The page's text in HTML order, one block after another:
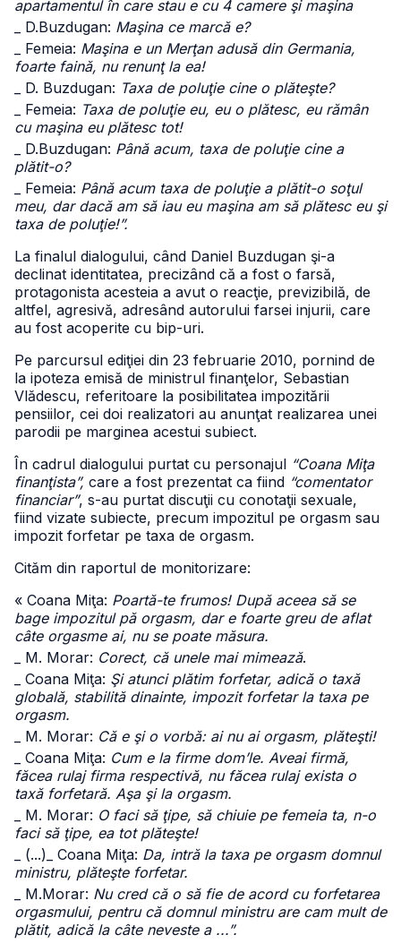
apartamentul în care stau e cu 4 camere şi maşina
_ D.Buzdugan: Maşina ce marcă e?
_ Femeia: Maşina e un Merţan adusă din Germania,
foarte faină, nu renunţ la ea!
_ D. Buzdugan: Taxa de poluţie cine o plăteşte?
_ Femeia: Taxa de poluţie eu, eu o plătesc, eu rămân
cu maşina eu plătesc tot!
_ D.Buzdugan: Până acum, taxa de poluţie cine a
plătit-o?
_ Femeia: Până acum taxa de poluţie a plătit-o soţul
meu, dar dacă am să iau eu maşina am să plătesc eu şi
taxa de poluţie!”.
La finalul dialogului, când Daniel Buzdugan şi-a
declinat identitatea, precizând că a fost o farsă,
protagonista acesteia a avut o reacţie, previzibilă, de
altfel, agresivă, adresând autorului farsei injurii, care
au fost acoperite cu bip-uri.
Pe parcursul ediţiei din 23 februarie 2010, pornind de
la ipoteza emisă de ministrul finanţelor, Sebastian
Vlădescu, referitoare la posibilitatea impozitării
pensiilor, cei doi realizatori au anunţat realizarea unei
parodii pe marginea acestui subiect.
În cadrul dialogului purtat cu personajul “Coana Miţa
finanţista”, care a fost prezentat ca fiind “comentator
financiar”, s-au purtat discuţii cu conotaţii sexuale,
fiind vizate subiecte, precum impozitul pe orgasm sau
impozit forfetar pe taxa de orgasm.
Cităm din raportul de monitorizare:
« Coana Miţa: Poartă-te frumos! După aceea să se
bage impozitul pă orgasm, dar e foarte greu de aflat
câte orgasme ai, nu se poate măsura.
_ M. Morar: Corect, că unele mai mimează.
_ Coana Miţa: Şi atunci plătim forfetar, adică o taxă
globală, stabilită dinainte, impozit forfetar la taxa pe
orgasm.
_ M. Morar: Că e şi o vorbă: ai nu ai orgasm, plăteşti!
_ Coana Miţa: Cum e la firme dom’le. Aveai firmă,
făcea rulaj firma respectivă, nu făcea rulaj exista o
taxă forfetară. Aşa şi la orgasm.
_ M. Morar: O faci să ţipe, să chiuie pe femeia ta, n-o
faci să ţipe, ea tot plăteşte!
_ (...) _ Coana Miţa: Da, intră la taxa pe orgasm domnul
ministru, plăteşte forfetar.
_ M.Morar: Nu cred că o să fie de acord cu forfetarea
orgasmului, pentru că domnul ministru are cam mult de
plătit, adică la câte neveste a ...”.